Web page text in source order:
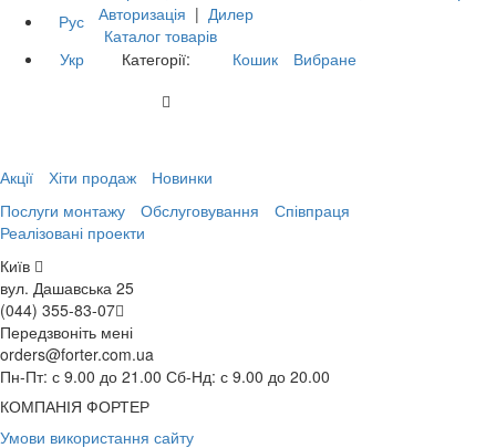
Рус
Укр
Авторизація | Дилер
Каталог товарів
Категорії:
Кошик Вибране
Акції Хіти продаж
Новинки
Послуги монтажу
Обслуговування
Співпраця
Реалізовані проекти
Київ
вул. Дашавська 25
(044) 355-83-07
Передзвоніть мені
orders@forter.com.ua
Пн-Пт: с 9.00 до 21.00 Сб-Нд: с 9.00 до 20.00
КОМПАНІЯ ФОРТЕР
Умови використання сайту